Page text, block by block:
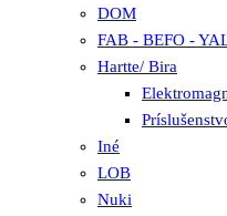
DOM
FAB - BEFO -
Hartte/ Bira
Iné
LOB
Nuki